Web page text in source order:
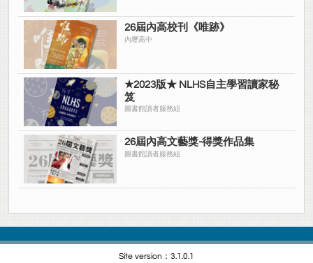
26屆內高校刊《唯跡》
內壢高中
★2023版★ NLHS自主學習讀家秘
笈
圖書館讀者服務組
26屆內高文藝獎-得獎作品集
圖書館讀者服務組
Site version：3.1.0.1